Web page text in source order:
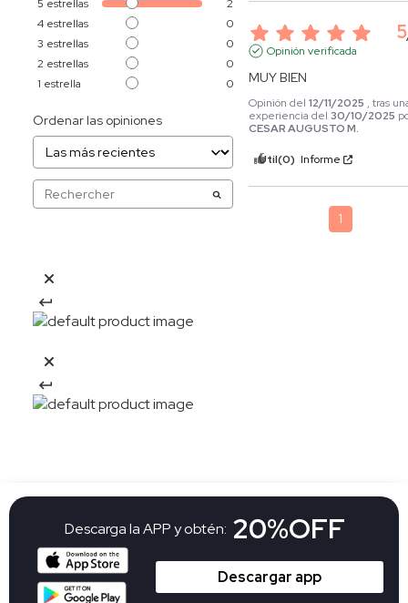
5 estrellas
2
4 estrellas
0
3 estrellas
0
2 estrellas
0
1 estrella 0
Ordenar las opiniones
5
Opinión verificada
MUY BIEN
Opinión del12/11/2025 , tras
experiencia del30/10/2025
CESAR AUGUSTO M.
Útil(0) Informe
1
Descarga la APP y obtén: 20%OFF
Descargar app